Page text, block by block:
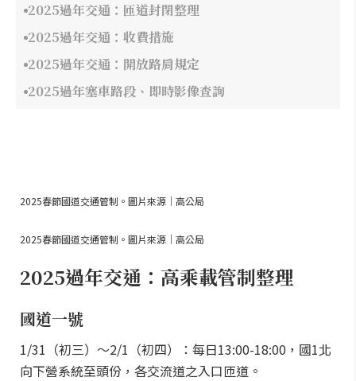
2025過年交通：匝道封閉整理
2025過年交通：收費措施
2025過年交通：開放路肩規定
2025過年塞車路段、即時影像查詢
2025春節國道交通管制。圖片來源｜高公局
2025春節國道交通管制。圖片來源｜高公局
2025過年交通：高乘載管制整理
國道一號
1/31（初三）～2/1（初四）：每日13:00-18:00，國1北
向下營系統至頭份，各交流道之入口匝道。